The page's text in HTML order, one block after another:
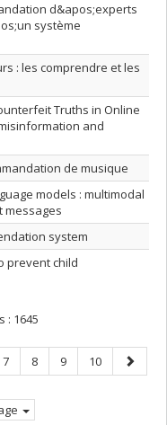
d&apos;experts
système
: les comprendre et les
Truths in Online
and
de musique
models : multimodal
messages
system
prevent child
: 1645
Page
7 Page
8 Page
9 Page
10
Page